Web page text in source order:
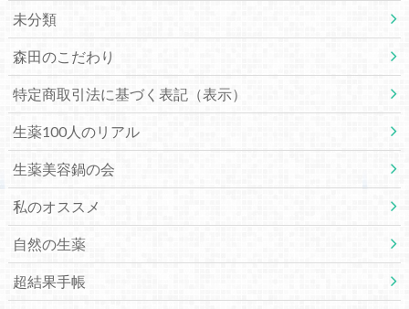
未分類
森田のこだわり
特定商取引法に基づく表記（表示）
生薬100人のリアル
生薬美容鍋の会
私のオススメ
自然の生薬
超結果手帳